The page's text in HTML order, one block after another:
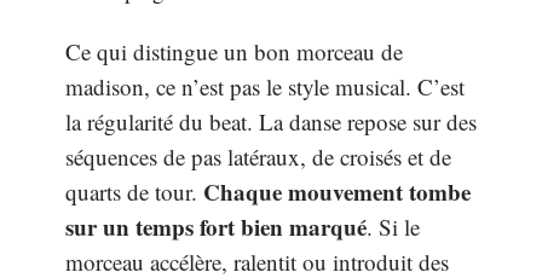
Ce qui distingue un bon morceau de
madison, ce n’est pas le style musical. C’est
la régularité du beat. La danse repose sur des
séquences de pas latéraux, de croisés et de
quarts de tour. Chaque mouvement tombe
sur un temps fort bien marqué. Si le
morceau accélère, ralentit ou introduit des